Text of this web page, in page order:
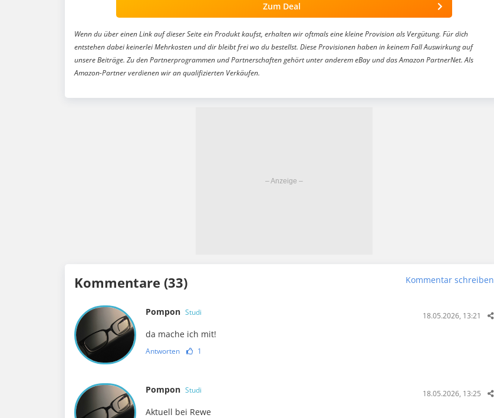
Zum Deal
Wenn du über einen Link auf dieser Seite ein Produkt kaufst, erhalten wir oftmals eine kleine Provision als Vergütung. Für dich
entstehen dabei keinerlei Mehrkosten und dir bleibt frei wo du bestellst. Diese Provisionen haben in keinem Fall Auswirkung auf
unsere Beiträge. Zu den Partnerprogrammen und Partnerschaften gehört unter anderem eBay und das Amazon PartnerNet. Als
Amazon-Partner verdienen wir an qualifizierten Verkäufen.
Kommentare (33) Kommentar schreiben
Pompon Studi 18.05.2026, 13:21
da mache ich mit!
Antworten 1
Pompon Studi 18.05.2026, 13:25
Aktuell bei Rewe